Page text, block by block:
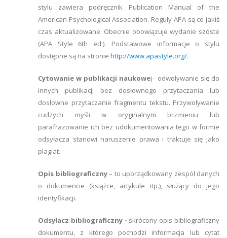
stylu zawiera podręcznik Publication Manual of the
American Psychological Association. Reguły APA są co jakiś
czas aktualizowane. Obecnie obowiązuje wydanie szóste
(APA Style 6th ed.). Podstawowe informacje o stylu
dostępne są na stronie http://www.apastyle.org/.
Cytowanie w publikacji naukowej - odwoływanie się do
innych publikacji bez dosłownego przytaczania lub
dosłowne przytaczanie fragmentu tekstu. Przywoływanie
cudzych myśli w oryginalnym brzmieniu lub
parafrazowanie ich bez udokumentowania tego w formie
odsyłacza stanowi naruszenie prawa i traktuje się jako
plagiat.
Opis bibliograficzny– to uporządkowany zespół danych
o dokumencie (książce, artykule itp.), służący do jego
identyfikacji.
Odsyłacz bibliograficzny - skrócony opis bibliograficzny
dokumentu, z którego pochodzi informacja lub cytat